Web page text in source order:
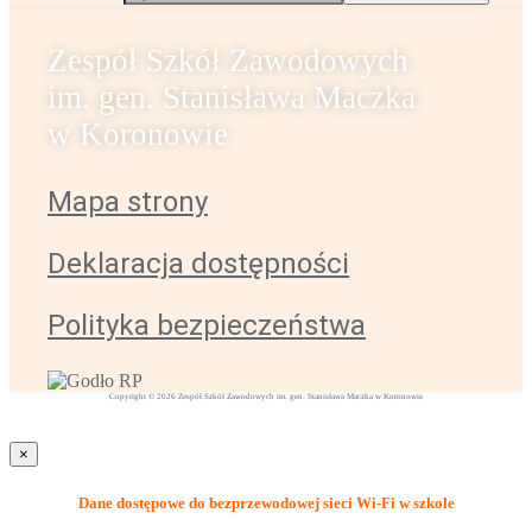
Zespół Szkół Zawodowych
im. gen. Stanisława Maczka
w Koronowie
Mapa strony
Deklaracja dostępności
Polityka bezpieczeństwa
Copyright © 2026 Zespół Szkół Zawodowych im. gen. Stanisława Maczka w Koronowie
×
Dane dostępowe do bezprzewodowej sieci Wi-Fi w szkole